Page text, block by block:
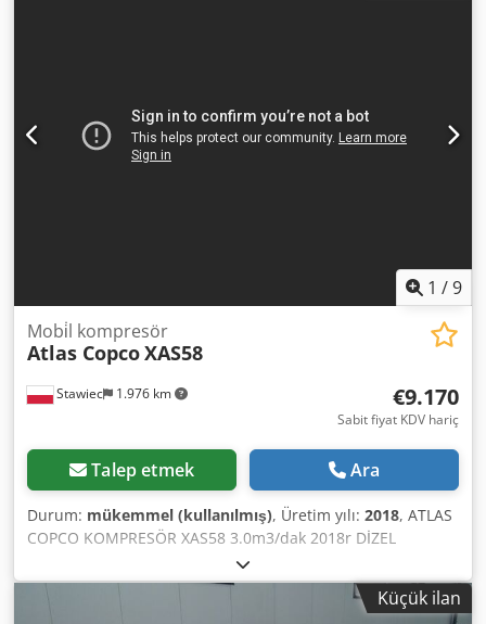
1 /9
Stawiec 1.976 km
Mobi̇l kompresör
Atlas CopcoXAS58
€9.170
Sabit fiyat KDV hariç
Talep etmek Ara
Durum: mükemmel (kullanılmış), Üretim yılı: 2018, ATLAS
COPCO KOMPRESÖR XAS58 3.0m3/dak 2018r DİZEL
kompresör ATLAS COPCO XAS 58 makine servis sonrası
Dwjdpfx Astyk Svsfmsa Teknik veriler: kapasite 3.00
m3/dak; çalışma basıncı 7 Bar; üretim yılı 2018; KUBOTA
Küçük ilan